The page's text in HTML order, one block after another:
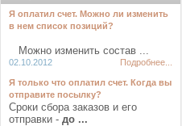
Я оплатил счет. Можно ли изменить
в нем список позиций?
Можно изменить состав ...
02.10.2012 Подробнее...
Я только что оплатил счет. Когда вы
отправите посылку?
Сроки сбора заказов и его
отправки - до ...